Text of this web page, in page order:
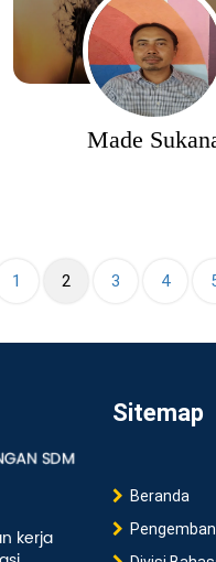
Made
1 2(current)
3 4
kerja
Sitemap
Beranda